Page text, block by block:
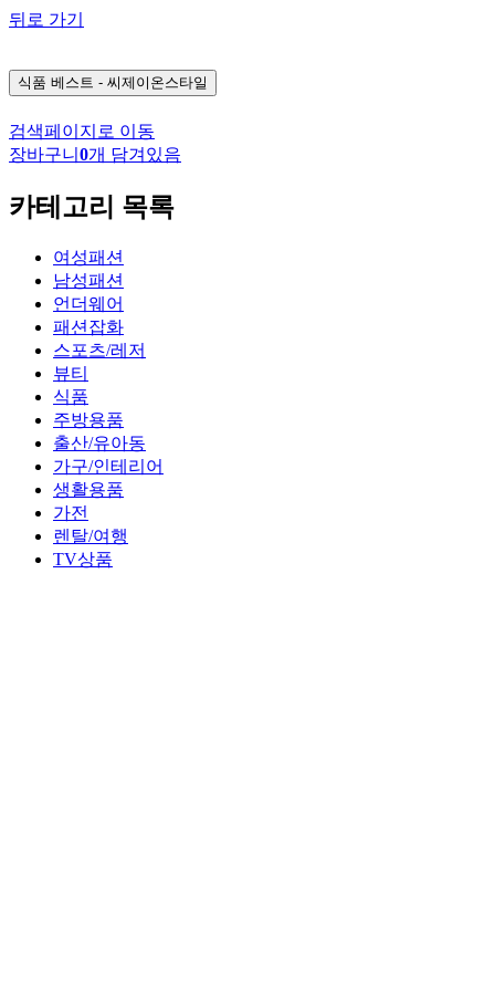
뒤로 가기
식품 베스트 - 씨제이온스타일
검색페이지로 이동
장바구니 0개 담겨있음
카테고리 목록
여성패션
남성패션
언더웨어
패션잡화
스포츠/레저
뷰티
식품
주방용품
출산/유아동
가구/인테리어
생활용품
가전
렌탈/여행
TV상품